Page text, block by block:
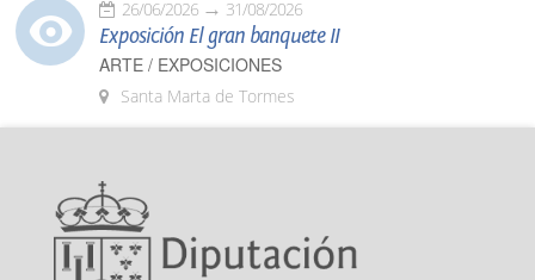
26/06/2026 31/08/2026
Exposición El gran banquete II
ARTE / EXPOSICIONES
Santa Marta de Tormes